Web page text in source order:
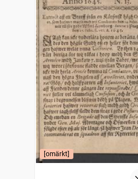
[omärkt]